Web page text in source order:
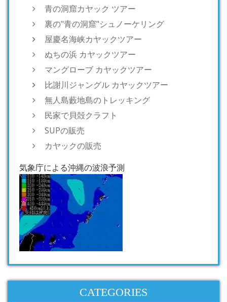
青の洞窟カヤック ツアー
裏の"青の洞窟"シュノーケリング
屋慶名海峡カヤックツアー
ぬちの浜 カヤックツアー
マングローブ カヤックツアー
比謝川ジャングル カヤックツアー
無人島藪地島のトレッキング
民家で貝殻クラフト
SUPの販売
カヤックの販売
気象庁による沖縄の波浪予測
CATEGORIES